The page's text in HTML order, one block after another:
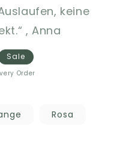
keine
, Anna
Sale
Order
Rosa